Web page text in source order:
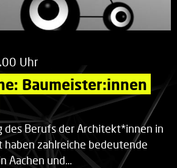
Uhr
Baumeister:innen
des Berufs der Architekt*innen in
haben zahlreiche bedeutende
Aachen und…